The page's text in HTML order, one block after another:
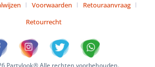
Voorwaarden
Retouraanvraag
Retourrecht